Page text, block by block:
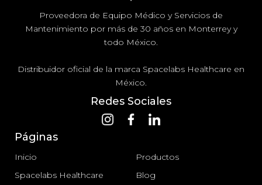
Proveedora de Equipo Médico y Servicios de
Mantenimiento por más de 30 años en Monterrey y
todo México.
Distribuidor oficial de la marca Spacelabs Healthcare en
México.
Redes Sociales
Páginas
Inicio
Productos
Spacelabs Healthcare
Blog